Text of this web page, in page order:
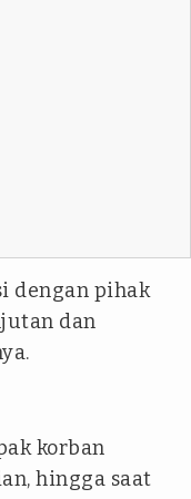
dengan pihak
dan
korban
hingga saat